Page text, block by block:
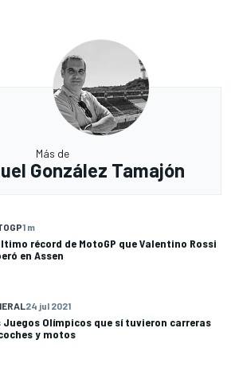
Más de
González Tamajón
1 m
récord de MotoGP que Valentino Rossi
en Assen
24 jul 2021
Juegos Olímpicos que sí tuvieron carreras
y motos